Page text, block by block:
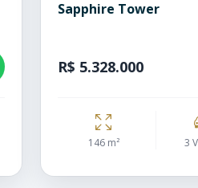
Sapphire Tower
R$ 5.328.000
146 m² 3